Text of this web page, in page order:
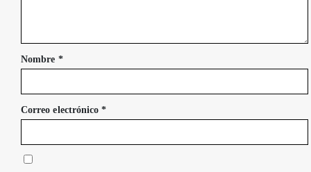
Nombre *
Correo electrónico*